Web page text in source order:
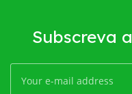
Subscreva